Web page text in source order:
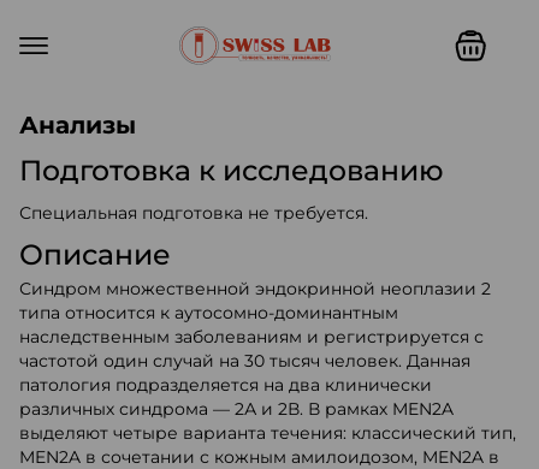
Анализы
Подготовка к исследованию
Специальная подготовка не требуется.
Описание
Синдром множественной эндокринной неоплазии 2
типа относится к аутосомно-доминантным
наследственным заболеваниям и регистрируется с
частотой один случай на 30 тысяч человек. Данная
патология подразделяется на два клинически
различных синдрома — 2А и 2В. В рамках MEN2A
выделяют четыре варианта течения: классический тип,
MEN2A в сочетании с кожным амилоидозом, MEN2A в